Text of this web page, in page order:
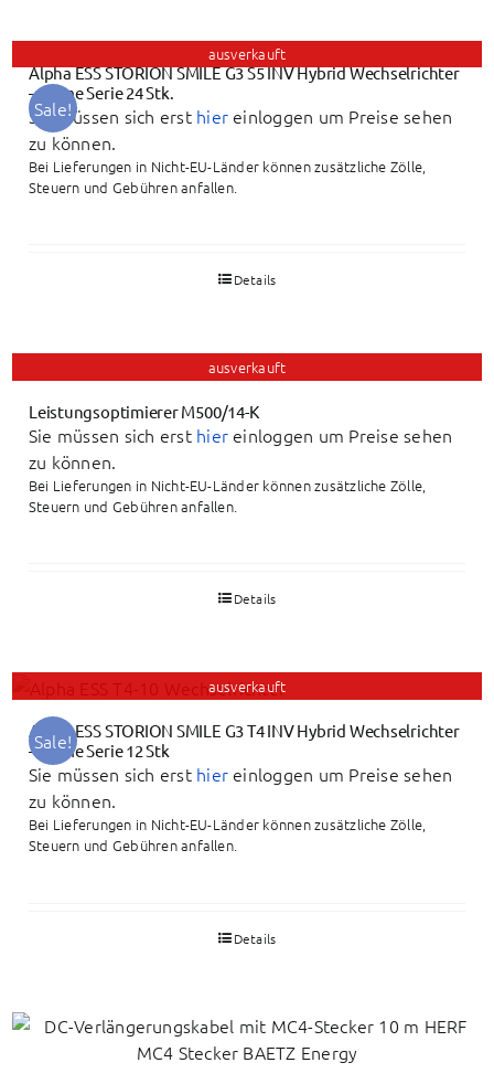
ausverkauft
Sale!
Alpha ESS STORION SMILE G3 S5 INV Hybrid Wechselrichter
– Home Serie 24 Stk.
Sie müssen sich erst hier einloggen um Preise sehen
zu können.
Bei Lieferungen in Nicht-EU-Länder können zusätzliche Zölle,
Steuern und Gebühren anfallen.
Details
ausverkauft
Leistungsoptimierer M500/14-K
Sie müssen sich erst hier einloggen um Preise sehen
zu können.
Bei Lieferungen in Nicht-EU-Länder können zusätzliche Zölle,
Steuern und Gebühren anfallen.
Details
ausverkauft
Sale!
Alpha ESS STORION SMILE G3 T4 INV Hybrid Wechselrichter
– Home Serie 12 Stk
Sie müssen sich erst hier einloggen um Preise sehen
zu können.
Bei Lieferungen in Nicht-EU-Länder können zusätzliche Zölle,
Steuern und Gebühren anfallen.
Details